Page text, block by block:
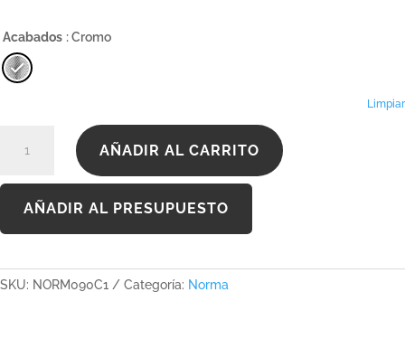
Acabados : Cromo
Limpiar
cantidad
AÑADIR AL CARRITO
AÑADIR AL PRESUPUESTO
SKU: NORM090C1 Categoría: Norma